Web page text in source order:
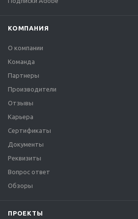
КОМПАНИЯ
О компании
Команда
Партнеры
Производители
Отзывы
Карьера
Сертификаты
Документы
Реквизиты
Вопрос ответ
Обзоры
ПРОЕКТЫ